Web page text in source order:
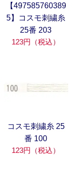
【497585760389
5】コスモ刺繍糸
25番 203
123円（税込）
コスモ刺繍糸 25
番 100
123円（税込）